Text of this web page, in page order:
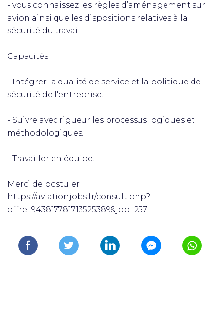
- vous connaissez les règles d’aménagement sur
avion ainsi que les dispositions relatives à la
sécurité du travail.
Capacités :
- Intégrer la qualité de service et la politique de
sécurité de l'entreprise.
- Suivre avec rigueur les processus logiques et
méthodologiques.
- Travailler en équipe.
Merci de postuler :
https://aviationjobs.fr/consult.php?
offre=943817781713525389&job=257